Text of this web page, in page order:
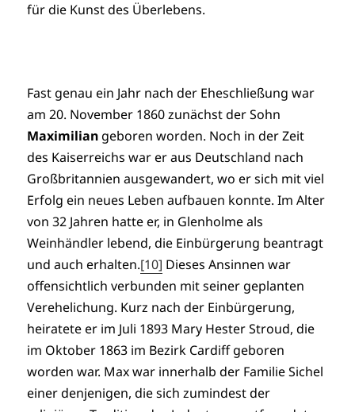
für die Kunst des Überlebens.
Fast genau ein Jahr nach der Eheschließung war
am 20. November 1860 zunächst der Sohn
Maximilian geboren worden. Noch in der Zeit
des Kaiserreichs war er aus Deutschland nach
Großbritannien ausgewandert, wo er sich mit viel
Erfolg ein neues Leben aufbauen konnte. Im Alter
von 32 Jahren hatte er, in Glenholme als
Weinhändler lebend, die Einbürgerung beantragt
und auch erhalten.[10] Dieses Ansinnen war
offensichtlich verbunden mit seiner geplanten
Verehelichung. Kurz nach der Einbürgerung,
heiratete er im Juli 1893 Mary Hester Stroud, die
im Oktober 1863 im Bezirk Cardiff geboren
worden war. Max war innerhalb der Familie Sichel
einer denjenigen, die sich zumindest der